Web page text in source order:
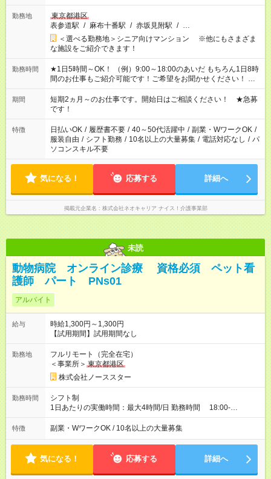
勤務地
東京都港区
表参道駅 / 麻布十番駅 / 赤坂見附駅 / …
＜選べる勤務地＞シニア向けマンション ※他にもさまざま
な施設をご紹介できます！
勤務時間
★1日5時間～OK！ （例）9:00～18:00のあいだ もちろん1日8時
間のお仕事もご紹介可能です！ご希望をお聞かせください！ ★
家庭の都合でお休みが必要な場合も遠慮なくご相談ください。
※週最低15時間以上の勤務が必要です
期間
短期2ヵ月～のお仕事です。開始日はご相談ください！ ★急募
です！
特徴 日払いOK / 履歴書不要 / 40～50代活躍中 / 副業・WワークOK /
服装自由 / シフト勤務 / 10名以上の大量募集 / 電話対応なし / パ
ソコンスキル不要
気になる！ 応募する 詳細へ
掲載元企業名 株式会社ネオキャリア ナイス！介護事業部
未読
動物病院 オンライン診療 資格必須 ペット看
護師 パート PNs01
アルバイト
給与
時給1,300円～1,300円
【試用期間】試用期間なし
勤務地
フルリモート（完全在宅）
＜事業所＞ 東京都港区
株式会社ノーススター
勤務時間
シフト制
1日あたりの実働時間：最大4時間/日 勤務時間 18:00-
22:00（固定） 週3日以上
特徴 副業・WワークOK / 10名以上の大量募集
気になる！ 応募する 詳細へ